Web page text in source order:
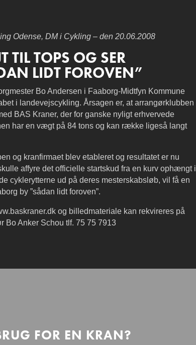
Odense, DM i Cykling – den 20.06.2008
TIL TOPS OG SER
LIDT FOROVEN”
Bo Andersen i Faaborg-Midtfyn Kommune
i landevejscykling. Årsagen er, at arrangørklubben
BAS Kraner, der for ganske nyligt erhvervede
har en vægt på 84 tons og kan række ligeså langt
og kranfirmaet blev etableret og resultatet er nu
affyre det officielle startskud fra en kurv ophængt i
cyklerytterne ud på deres mesterskabsløb, vil få en
by ”sådan lidt foroven”.
og billedmateriale kan rekvireres på
Bo Anker Schou tlf. 75 75 7913
FOR EN KRAN?